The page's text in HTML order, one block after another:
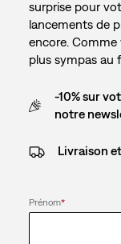
surprise pour
lancements de
encore. Comme
plus sympas au
-10% sur
notre
Livraison
Prénom*